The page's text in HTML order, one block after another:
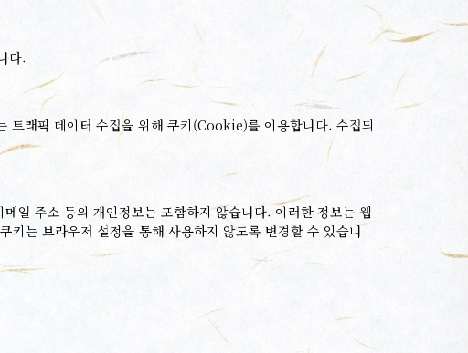
다.
래픽 데이터 수집을 위해 쿠키(Cookie)를 이용합니다. 수집되
일 주소 등의 개인정보는 포함하지 않습니다. 이러한 정보는 웹
는 브라우저 설정을 통해 사용하지 않도록 변경할 수 있습니